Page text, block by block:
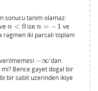
sonucu tanim olamaz:
ve n < 0
n< 0 isen = −1
n=−1 ve
ragmen iki parcali toplam
−∞
−∞
'dan
Bence gayet dogal bir
bir sabit uzerinden ikiye